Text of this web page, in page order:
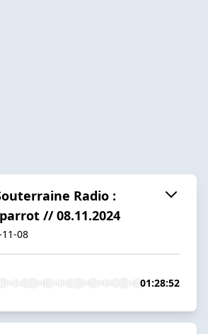
Radio :
// 08.11.2024
08
01:28:52